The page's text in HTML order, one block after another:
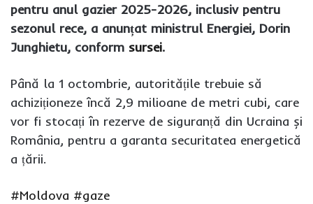
pentru anul gazier 2025-2026, inclusiv pentru
sezonul rece, a anunțat ministrul Energiei, Dorin
Junghietu, conform sursei.
Până la 1 octombrie, autoritățile trebuie să
achiziționeze încă 2,9 milioane de metri cubi, care
vor fi stocați în rezerve de siguranță din Ucraina și
România, pentru a garanta securitatea energetică
a țării.
#Moldova #gaze